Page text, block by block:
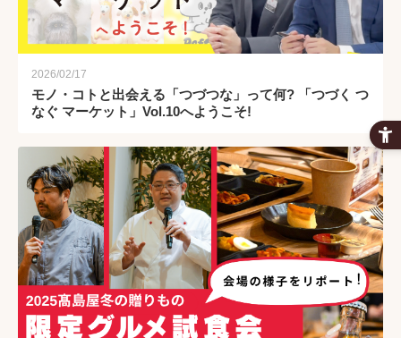
2026/02/17
モノ・コトと出会える「つづつな」って何? 「つづく つ
なぐ マーケット」Vol.10へようこそ!